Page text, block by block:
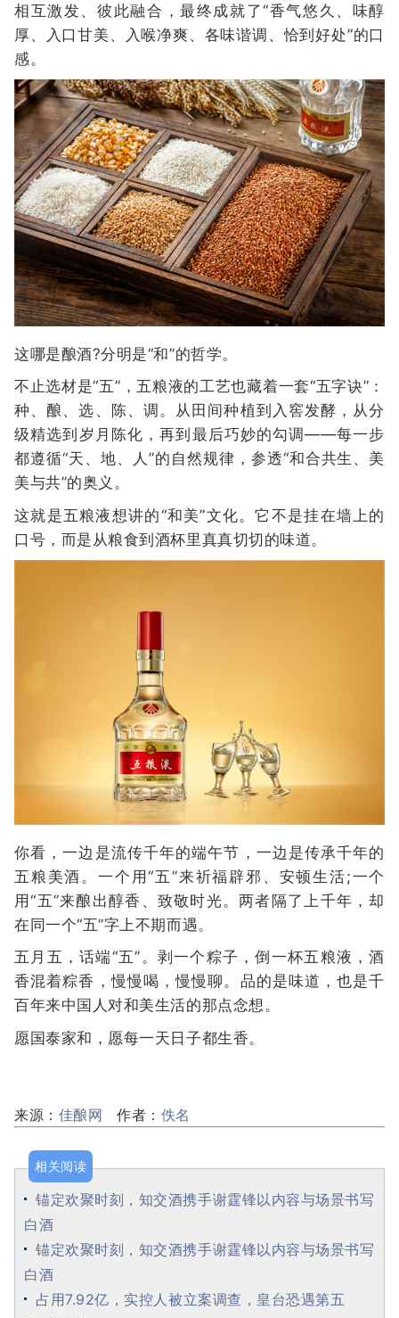
相互激发、彼此融合，最终成就了“香气悠久、味醇
厚、入口甘美、入喉净爽、各味谐调、恰到好处”的口
感。
这哪是酿酒?分明是“和”的哲学。
不止选材是“五”，五粮液的工艺也藏着一套“五字诀”：
种、酿、选、陈、调。从田间种植到入窖发酵，从分
级精选到岁月陈化，再到最后巧妙的勾调——每一步
都遵循“天、地、人”的自然规律，参透“和合共生、美
美与共”的奥义。
这就是五粮液想讲的“和美”文化。它不是挂在墙上的
口号，而是从粮食到酒杯里真真切切的味道。
你看，一边是流传千年的端午节，一边是传承千年的
五粮美酒。一个用“五”来祈福辟邪、安顿生活;一个
用“五”来酿出醇香、致敬时光。两者隔了上千年，却
在同一个“五”字上不期而遇。
五月五，话端“五”。剥一个粽子，倒一杯五粮液，酒
香混着粽香，慢慢喝，慢慢聊。品的是味道，也是千
百年来中国人对和美生活的那点念想。
愿国泰家和，愿每一天日子都生香。
来源： 佳酿网 作者： 佚名
相关阅读
锚定欢聚时刻，知交酒携手谢霆锋以内容与场景书写
白酒
锚定欢聚时刻，知交酒携手谢霆锋以内容与场景书写
白酒
占用7.92亿，实控人被立案调查，皇台恐遇第五